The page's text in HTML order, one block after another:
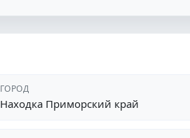
ГОРОД
Находка Приморский край